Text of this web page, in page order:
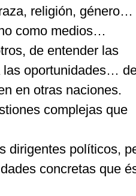
religión, género…
como medios…
de entender las
las oportunidades…
en otras naciones.
complejas que
dirigentes políticos,
concretas que